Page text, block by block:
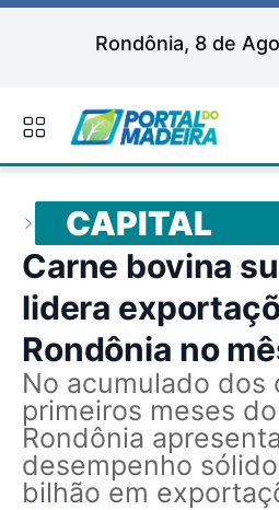
Rondônia, 8 de
CAPITAL
Carne bovina
lidera
Rondônia no
No acumulado dos
primeiros meses
Rondônia
desempenho
bilhão em